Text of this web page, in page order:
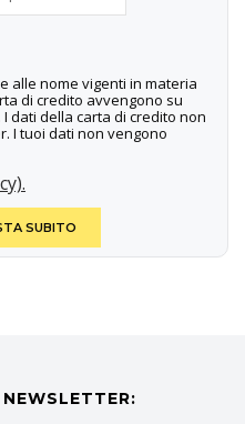
alle nome vigenti in materia
di credito avvengono su
dati della carta di credito non
I tuoi dati non vengono
SUBITO